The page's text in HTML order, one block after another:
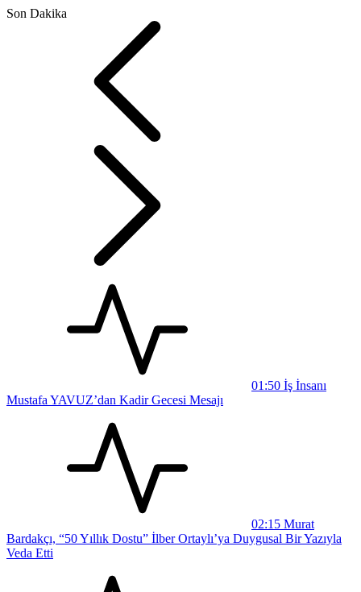
Son Dakika
01:50 İş İnsanı
Mustafa YAVUZ’dan Kadir Gecesi Mesajı
02:15 Murat
Bardakçı, “50 Yıllık Dostu” İlber Ortaylı’ya Duygusal Bir Yazıyla
Veda Etti